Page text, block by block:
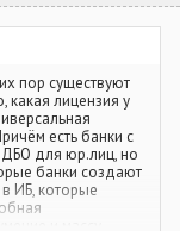
пор существуют
какая лицензия у
есть банки с
ДБО для юр.лиц, но
банки создают
ИБ, которые